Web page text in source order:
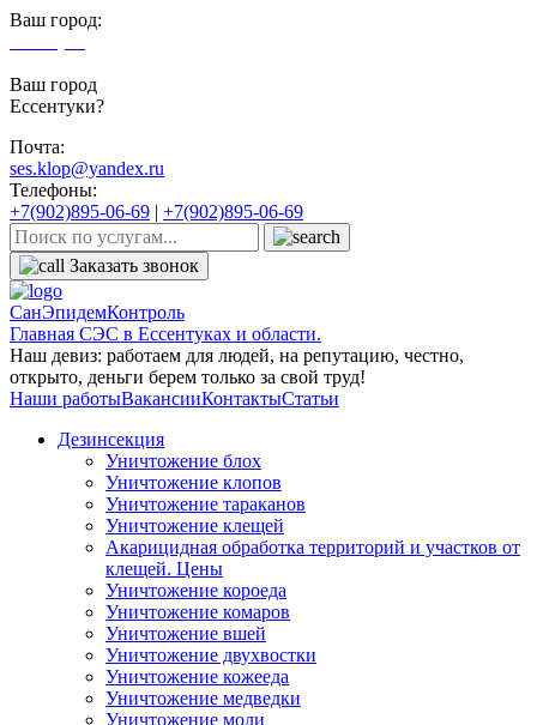
Ваш город:
Ваш город
Ессентуки?
Почта:
ses.klop@yandex.ru
Телефоны:
+7(902)895-06-69 | +7(902)895-06-69
Заказать звонок
СанЭпидемКонтроль
Главная СЭС в Ессентуках и области.
Наш девиз: работаем для людей, на репутацию, честно,
открыто, деньги берем только за свой труд!
Наши работыВакансииКонтактыСтатьи
Дезинсекция
Уничтожение блох
Уничтожение клопов
Уничтожение тараканов
Уничтожение клещей
Акарицидная обработка территорий и участков от
клещей. Цены
Уничтожение короеда
Уничтожение комаров
Уничтожение вшей
Уничтожение двухвостки
Уничтожение кожееда
Уничтожение медведки
Уничтожение моли